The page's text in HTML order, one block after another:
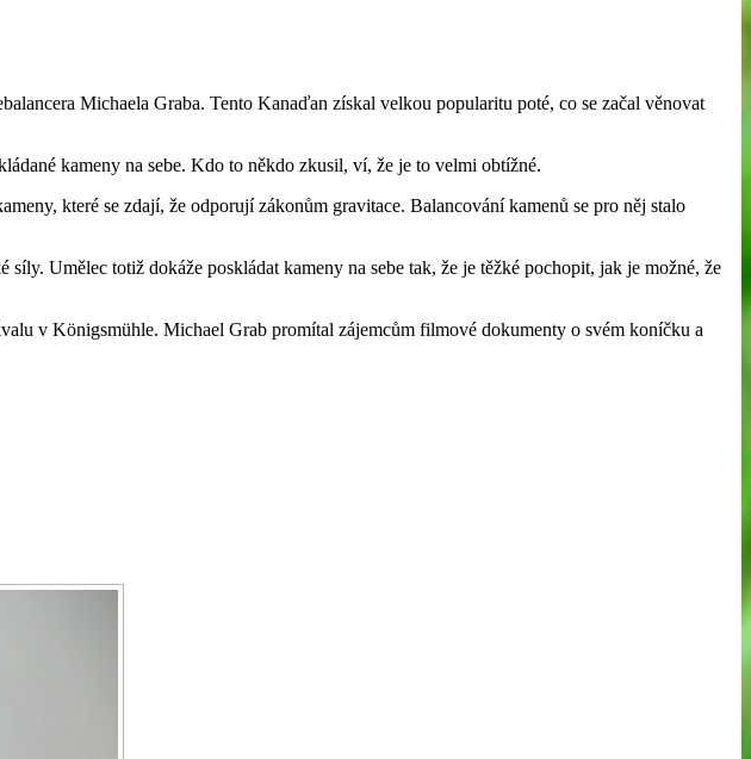
Michaela Graba. Tento Kanaďan získal velkou popularitu poté, co se začal věnovat
kameny na sebe. Kdo to někdo zkusil, ví, že je to velmi obtížné.
které se zdají, že odporují zákonům gravitace. Balancování kamenů se pro něj stalo
Umělec totiž dokáže poskládat kameny na sebe tak, že je těžké pochopit, jak je možné, že
v Königsmühle. Michael Grab promítal zájemcům filmové dokumenty o svém koníčku a